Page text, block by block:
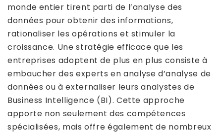
monde entier tirent parti de l’analyse des
données pour obtenir des informations,
rationaliser les opérations et stimuler la
croissance. Une stratégie efficace que les
entreprises adoptent de plus en plus consiste à
embaucher des experts en analyse d’analyse de
données ou à externaliser leurs analystes de
Business Intelligence (BI). Cette approche
apporte non seulement des compétences
spécialisées, mais offre également de nombreux